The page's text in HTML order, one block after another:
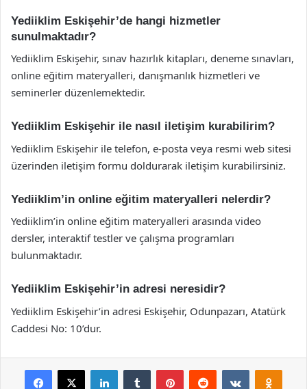
Yediiklim Eskişehir’de hangi hizmetler
sunulmaktadır?
Yediiklim Eskişehir, sınav hazırlık kitapları, deneme sınavları,
online eğitim materyalleri, danışmanlık hizmetleri ve
seminerler düzenlemektedir.
Yediiklim Eskişehir ile nasıl iletişim kurabilirim?
Yediiklim Eskişehir ile telefon, e-posta veya resmi web sitesi
üzerinden iletişim formu doldurarak iletişim kurabilirsiniz.
Yediiklim’in online eğitim materyalleri nelerdir?
Yediiklim’in online eğitim materyalleri arasında video
dersler, interaktif testler ve çalışma programları
bulunmaktadır.
Yediiklim Eskişehir’in adresi neresidir?
Yediiklim Eskişehir’in adresi Eskişehir, Odunpazarı, Atatürk
Caddesi No: 10’dur.
Facebook
X LinkedInTumblr PinterestReddit VKontakte